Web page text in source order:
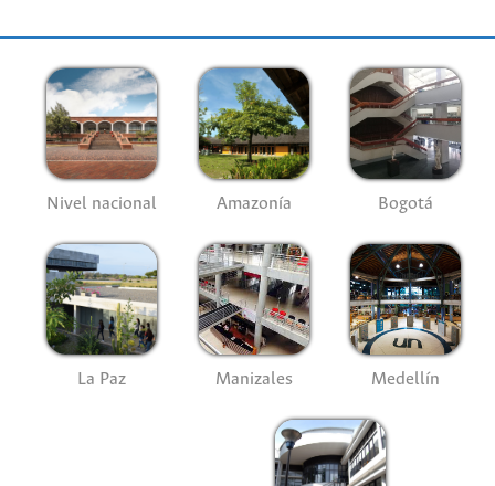
Nivel nacional Amazonía Bogotá
La Paz Manizales Medellín